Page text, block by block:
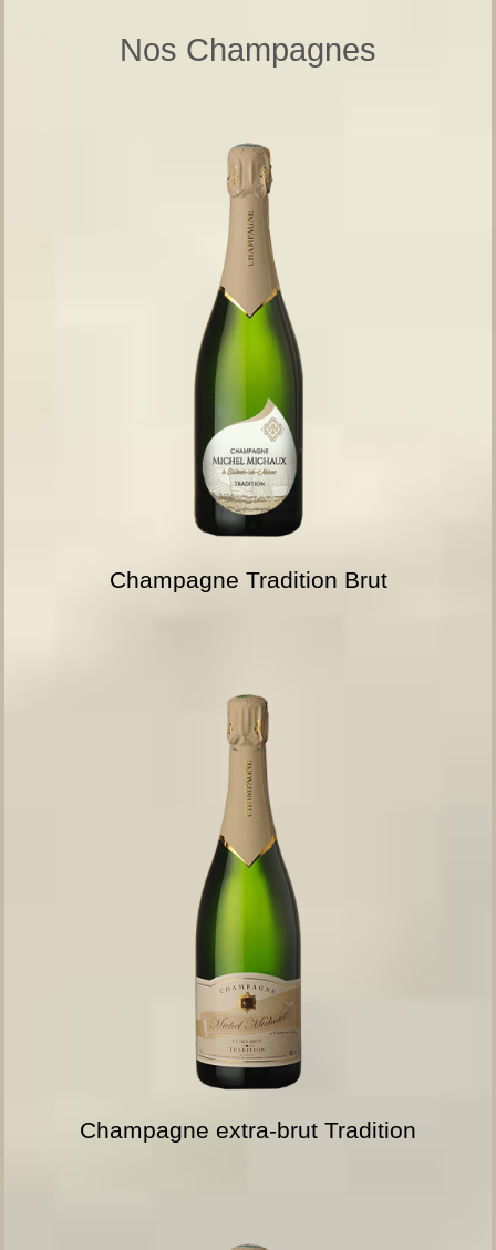
Nos Champagnes
Champagne Tradition Brut
Champagne extra-brut Tradition